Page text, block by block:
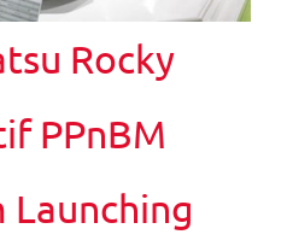
Rocky
PPnBM
Launching